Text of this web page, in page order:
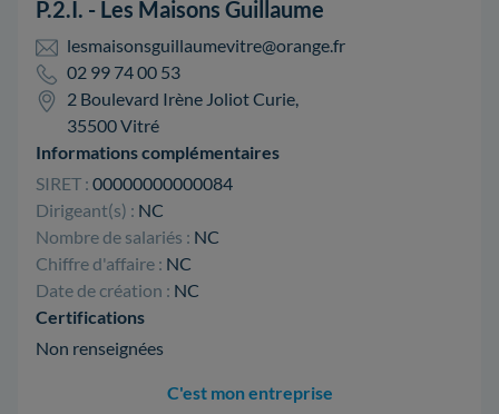
P.2.I. - Les Maisons Guillaume
lesmaisonsguillaumevitre@orange.fr
02 99 74 00 53
2 Boulevard Irène Joliot Curie,
35500 Vitré
Informations complémentaires
SIRET : 00000000000084
Dirigeant(s) : NC
Nombre de salariés : NC
Chiffre d'affaire : NC
Date de création : NC
Certifications
Non renseignées
C'est mon entreprise